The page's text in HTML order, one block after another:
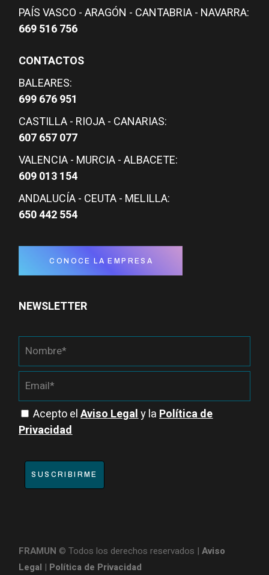
PAÍS VASCO - ARAGÓN - CANTABRIA - NAVARRA:
669 516 756
CONTACTOS
BALEARES:
699 676 951
CASTILLA - RIOJA - CANARIAS:
607 657 077
VALENCIA - MURCIA - ALBACETE:
609 013 154
ANDALUCÍA - CEUTA - MELILLA:
650 442 554
CONOCE LA EMPRESA
NEWSLETTER
Acepto elAviso Legaly laPolítica de
Privacidad
SUSCRIBIRME
FRAMUN © Todos los derechos reservados |Aviso
Legal | Política de Privacidad